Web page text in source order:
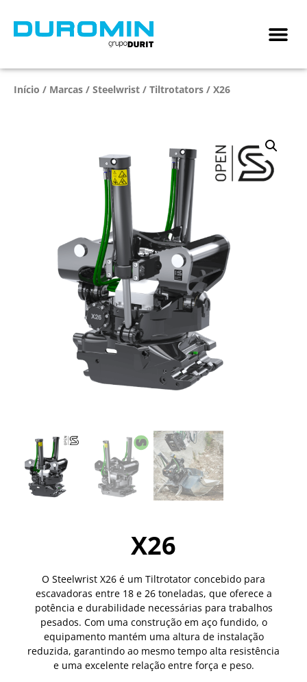
Início / Marcas / Steelwrist / Tiltrotators / X26
X26
O Steelwrist X26 é um Tiltrotator concebido para
escavadoras entre 18 e 26 toneladas, que oferece a
potência e durabilidade necessárias para trabalhos
pesados. Com uma construção em aço fundido, o
equipamento mantém uma altura de instalação
reduzida, garantindo ao mesmo tempo alta resistência
e uma excelente relação entre força e peso.